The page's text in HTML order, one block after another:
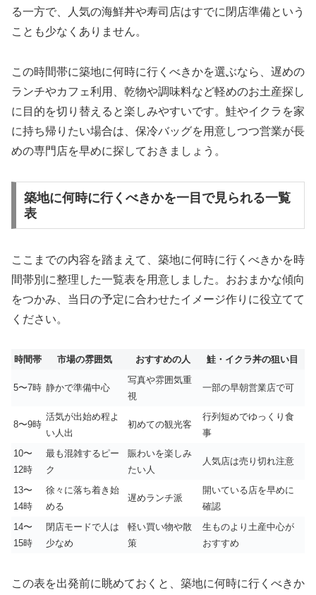
る一方で、人気の海鮮丼や寿司店はすでに閉店準備という
ことも少なくありません。
この時間帯に築地に何時に行くべきかを選ぶなら、遅めの
ランチやカフェ利用、乾物や調味料など軽めのお土産探し
に目的を切り替えると楽しみやすいです。鮭やイクラを家
に持ち帰りたい場合は、保冷バッグを用意しつつ営業が長
めの専門店を早めに探しておきましょう。
築地に何時に行くべきかを一目で見られる一覧
表
ここまでの内容を踏まえて、築地に何時に行くべきかを時
間帯別に整理した一覧表を用意しました。おおまかな傾向
をつかみ、当日の予定に合わせたイメージ作りに役立てて
ください。
時間帯 市場の雰囲気 おすすめの人 鮭・イクラ丼の狙い目
5〜7時 静かで準備中心
写真や雰囲気重
視
一部の早朝営業店で可
8〜9時
活気が出始め程よ
い人出
初めての観光客
行列短めでゆっくり食
事
10〜
12時
最も混雑するピー
ク
賑わいを楽しみ
たい人
人気店は売り切れ注意
13〜
14時
徐々に落ち着き始
める
遅めランチ派
開いている店を早めに
確認
14〜
15時
閉店モードで人は
少なめ
軽い買い物や散
策
生ものより土産中心が
おすすめ
この表を出発前に眺めておくと、築地に何時に行くべきか